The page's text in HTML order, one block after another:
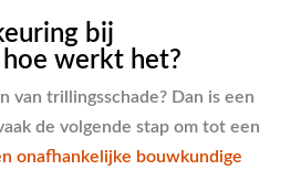
bij
werkt het?
van trillingsschade? Dan is een
de volgende stap om tot een
onafhankelijke bouwkundige